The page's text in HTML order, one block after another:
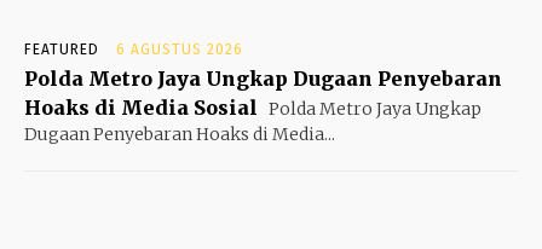
FEATURED 6 AGUSTUS 2026
Polda Metro Jaya Ungkap Dugaan Penyebaran
Hoaks di Media Sosial
Polda Metro Jaya Ungkap
Dugaan Penyebaran Hoaks di Media...